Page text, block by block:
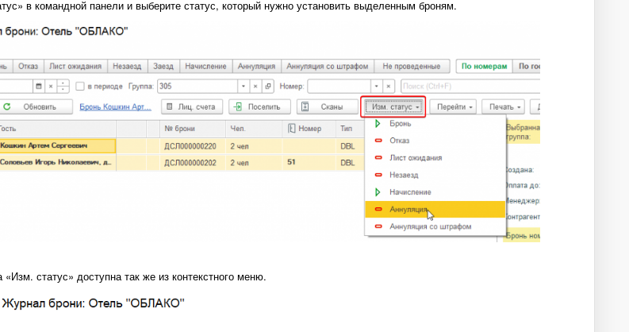
в командной панели и выберите статус, который нужно установить выделенным броням.
статус» доступна так же из контекстного меню.